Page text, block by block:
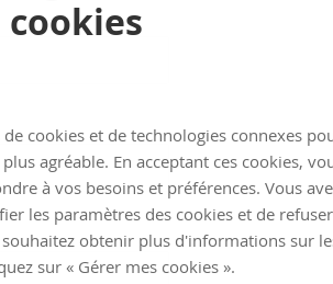
cookies
cookies et de technologies connexes
agréable. En acceptant ces cookies,
à vos besoins et préférences. Vous
les paramètres des cookies et de
obtenir plus d'informations sur
sur « Gérer mes cookies ».